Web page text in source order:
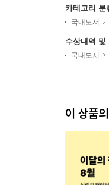
카테고리 분
국내도서
수상내역 및
국내도서
이 상품